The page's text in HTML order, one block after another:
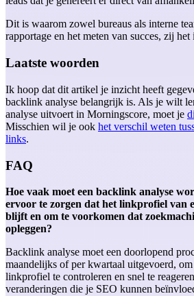
Dit is waarom zowel bureaus als interne
rapportage en het meten van succes, zij het
Laatste woorden
Ik hoop dat dit artikel je inzicht heeft
backlink analyse belangrijk is. Als je wilt
analyse uitvoert in Morningscore, moet je
Misschien wil je ook het verschil weten
links.
FAQ
Hoe vaak moet een backlink analyse
ervoor te zorgen dat het linkprofiel van
blijft en om te voorkomen dat
opleggen?
Backlink analyse moet een doorlopend
maandelijks of per kwartaal uitgevoerd,
linkprofiel te controleren en snel te
veranderingen die je SEO kunnen